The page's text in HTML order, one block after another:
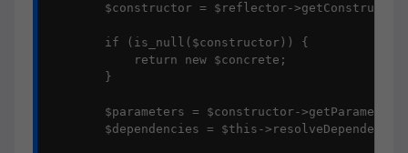
$constructor = $reflector-
        if (is_null($constructor)) {
            return new $concrete;
        }
$parameters = $constructor-
$dependencies = $this-